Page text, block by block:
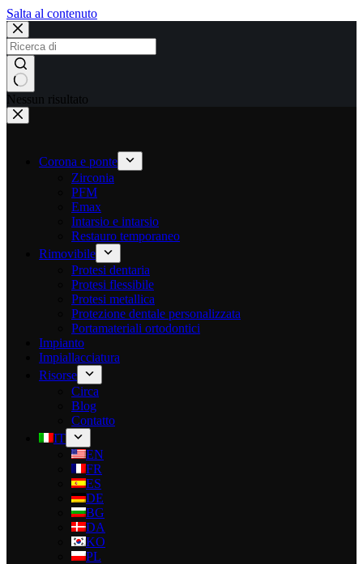
Salta al contenuto
Nessun risultato
Corona e ponte
Zirconia
PFM
Emax
Intarsio e intarsio
Restauro temporaneo
Rimovibile
Protesi dentaria
Protesi flessibile
Protesi metallica
Protezione dentale personalizzata
Portamateriali ortodontici
Impianto
Impiallacciatura
Risorse
Circa
Blog
Contatto
IT
EN
FR
ES
DE
BG
DA
KO
PL